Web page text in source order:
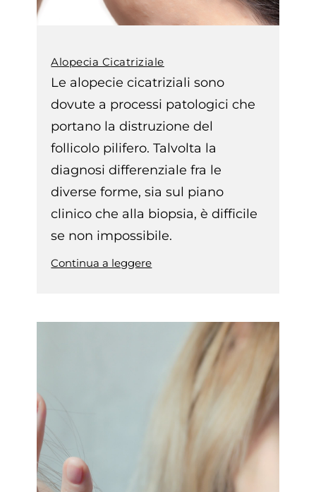
Alopecia Cicatriziale
Le alopecie cicatriziali sono
dovute a processi patologici che
portano la distruzione del
follicolo pilifero. Talvolta la
diagnosi differenziale fra le
diverse forme, sia sul piano
clinico che alla biopsia, è difficile
se non impossibile.
Continua a leggere